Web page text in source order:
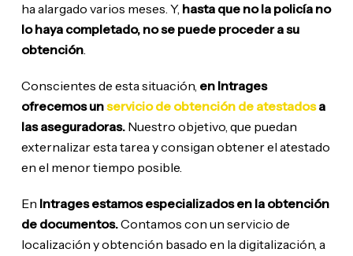
ha alargado varios meses. Y, hasta que no la policía no
lo haya completado, no se puede proceder a su
obtención.
Conscientes de esta situación, en Intrages
ofrecemos unservicio de obtención de atestadosa
las aseguradoras. Nuestro objetivo, que puedan
externalizar esta tarea y consigan obtener el atestado
en el menor tiempo posible.
En Intrages estamos especializados en la obtención
de documentos.Contamos con un servicio de
localización y obtención basado en la digitalización, a